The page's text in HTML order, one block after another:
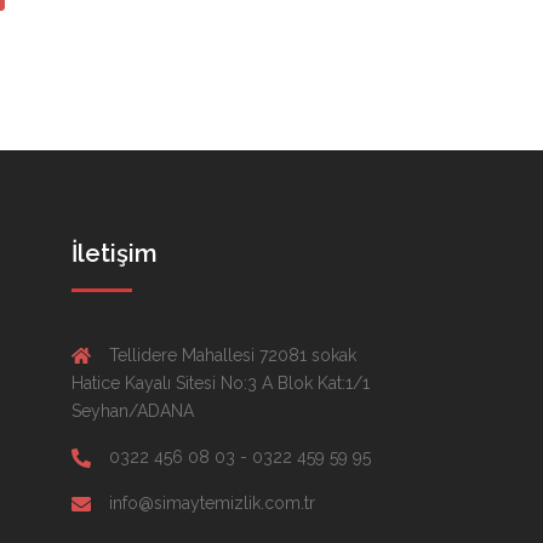
İletişim
Tellidere Mahallesi 72081 sokak
Hatice Kayalı Sitesi No:3 A Blok Kat:1/1
Seyhan/ADANA
0322 456 08 03 - 0322 459 59 95
info@simaytemizlik.com.tr